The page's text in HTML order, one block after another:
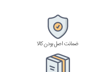
ضمانت اصل بودن کالا